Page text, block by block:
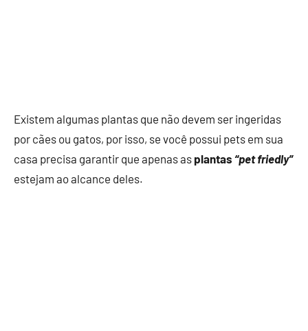
Existem algumas plantas que não devem ser ingeridas
por cães ou gatos, por isso, se você possui pets em sua
casa precisa garantir que apenas as plantas “pet friedly”
estejam ao alcance deles.